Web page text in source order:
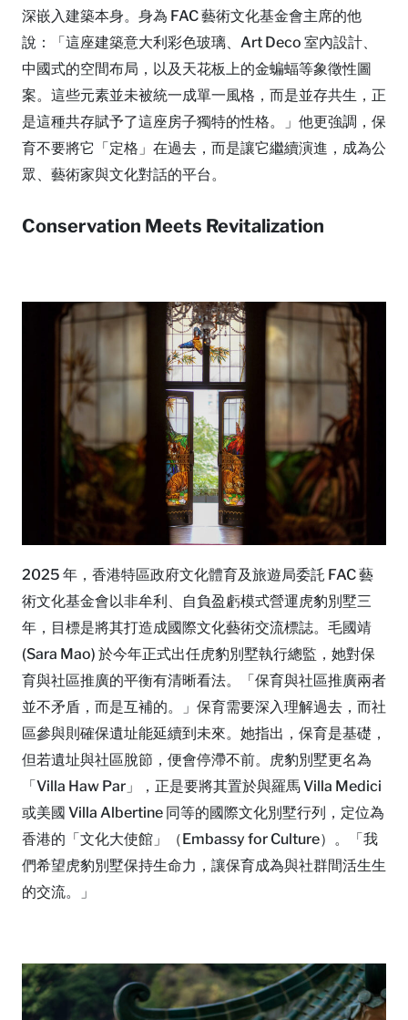
深嵌入建築本身。身為 FAC 藝術文化基金會主席的他
說：「這座建築意大利彩色玻璃、Art Deco 室內設計、
中國式的空間布局，以及天花板上的金蝙蝠等象徵性圖
案。這些元素並未被統一成單一風格，而是並存共生，正
是這種共存賦予了這座房子獨特的性格。」他更強調，保
育不要將它「定格」在過去，而是讓它繼續演進，成為公
眾、藝術家與文化對話的平台。
Conservation Meets Revitalization
2025 年，香港特區政府文化體育及旅遊局委託 FAC 藝
術文化基金會以非牟利、自負盈虧模式營運虎豹別墅三
年，目標是將其打造成國際文化藝術交流標誌。毛國靖
(Sara Mao) 於今年正式出任虎豹別墅執行總監，她對保
育與社區推廣的平衡有清晰看法。「保育與社區推廣兩者
並不矛盾，而是互補的。」保育需要深入理解過去，而社
區參與則確保遺址能延續到未來。她指出，保育是基礎，
但若遺址與社區脫節，便會停滯不前。虎豹別墅更名為
「Villa Haw Par」，正是要將其置於與羅馬 Villa Medici
或美國 Villa Albertine 同等的國際文化別墅行列，定位為
香港的「文化大使館」（Embassy for Culture）。「我
們希望虎豹別墅保持生命力，讓保育成為與社群間活生生
的交流。」